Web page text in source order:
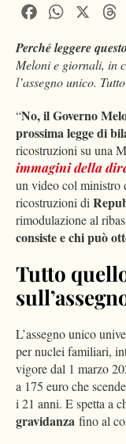
FacebookWhatsApp
Perché leggere
Meloni e giornali, in
l’assegno unico.
“No, il Governo
prossima legge di
ricostruzioni su una
immagini della
un video col ministro
ricostruzioni di
rimodulazione al
consiste e chi può
Tutto
L’assegno unico
per nuclei familiari,
vigore dal 1 marzo
a 175 euro che
i 21 anni. E spetta a
gravidanza fino al